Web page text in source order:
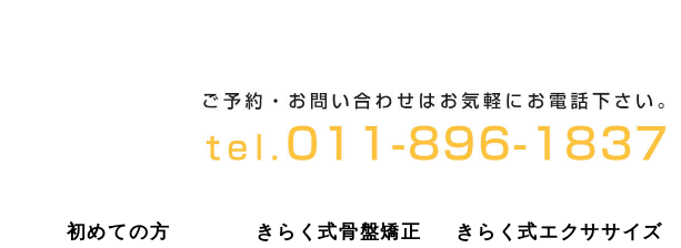
初めての方 きらく式骨盤矯正 きらく式エクササイズ